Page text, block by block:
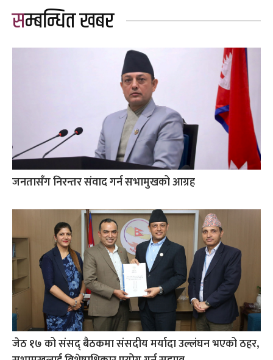
सम्बन्धित खबर
जनतासँग निरन्तर संवाद गर्न सभामुखको आग्रह
जेठ १७ को संसद् बैठकमा संसदीय मर्यादा उल्लंघन भएको ठहर,